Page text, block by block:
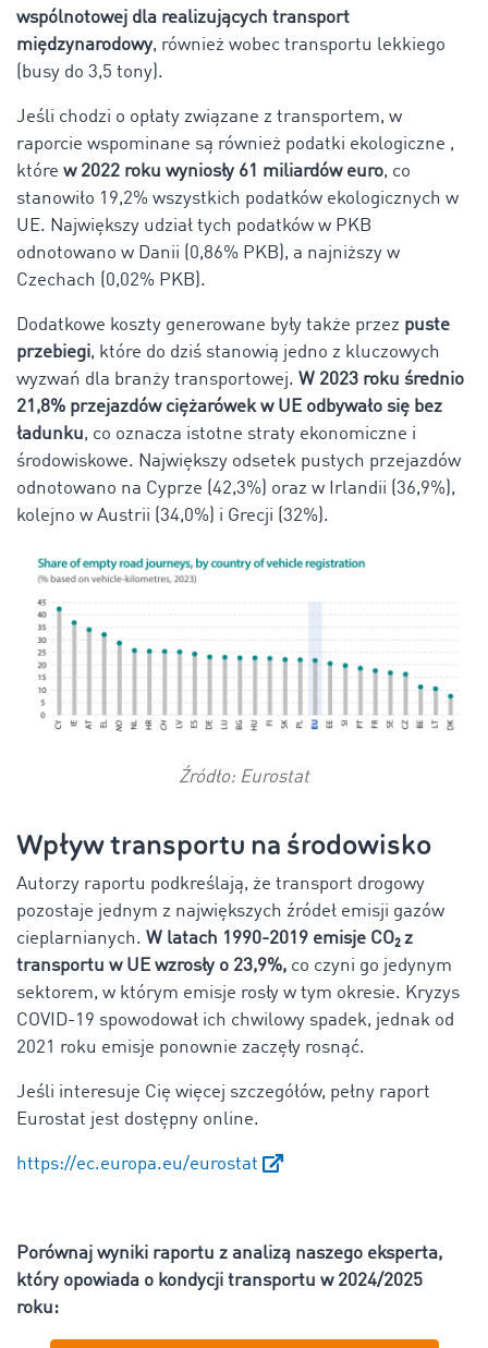
wspólnotowej dla realizujących transport
międzynarodowy, również wobec transportu lekkiego
(busy do 3,5 tony).
Jeśli chodzi o opłaty związane z transportem, w
raporcie wspominane są również podatki ekologiczne ,
które w 2022 roku wyniosły 61 miliardów euro, co
stanowiło 19,2% wszystkich podatków ekologicznych w
UE. Największy udział tych podatków w PKB
odnotowano w Danii (0,86% PKB), a najniższy w
Czechach (0,02% PKB) .
Dodatkowe koszty generowane były także przez puste
przebiegi, które do dziś stanowią jedno z kluczowych
wyzwań dla branży transportowej. W 2023 roku średnio
21,8% przejazdów ciężarówek w UE odbywało się bez
ładunku, co oznacza istotne straty ekonomiczne i
środowiskowe. Największy odsetek pustych przejazdów
odnotowano na Cyprze (42,3%) oraz w Irlandii (36,9%) ,
kolejno w Austrii (34,0%) i Grecji (32%).
Źródło: Eurostat
Wpływ transportu na środowisko
Autorzy raportu podkreślają, że transport drogowy
pozostaje jednym z największych źródeł emisji gazów
cieplarnianych. W latach 1990-2019 emisje CO₂ z
transportu w UE wzrosły o 23,9%, co czyni go jedynym
sektorem, w którym emisje rosły w tym okresie. Kryzys
COVID-19 spowodował ich chwilowy spadek, jednak od
2021 roku emisje ponownie zaczęły rosnąć.
Jeśli interesuje Cię więcej szczegółów, pełny raport
Eurostat jest dostępny online.
https://ec.europa.eu/eurostat
Porównaj wyniki raportu z analizą naszego eksperta,
który opowiada o kondycji transportu w 2024/2025
roku: